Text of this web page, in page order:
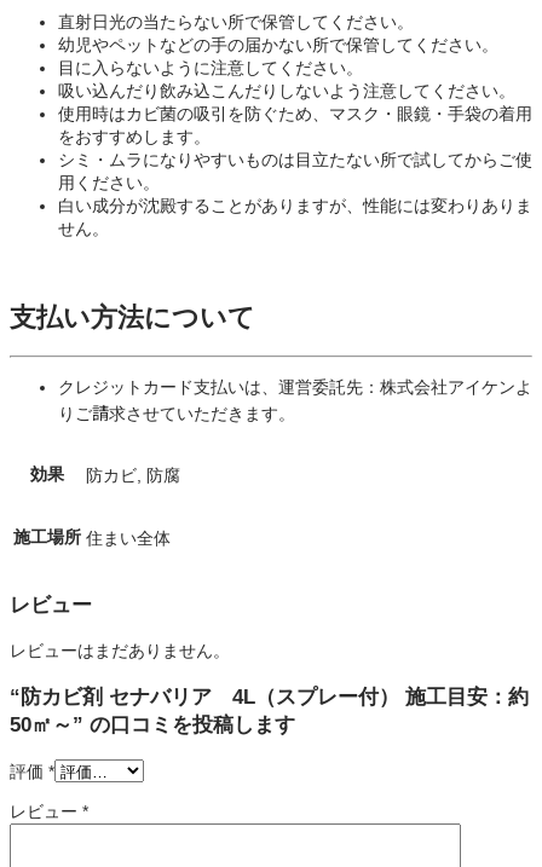
直射日光の当たらない所で保管してください。
幼児やペットなどの手の届かない所で保管してください。
目に入らないように注意してください。
吸い込んだり飲み込こんだりしないよう注意してください。
使用時はカビ菌の吸引を防ぐため、マスク・眼鏡・手袋の着用
をおすすめします。
シミ・ムラになりやすいものは目立たない所で試してからご使
用ください。
白い成分が沈殿することがありますが、性能には変わりありま
せん。
支払い方法について
クレジットカード支払いは、運営委託先：株式会社アイケンよ
りご請求させていただきます。
効果 防カビ, 防腐
施工場所 住まい全体
レビュー
レビューはまだありません。
“防カビ剤 セナバリア 4L（スプレー付） 施工目安：約
50㎡～” の口コミを投稿します
評価 *
レビュー *